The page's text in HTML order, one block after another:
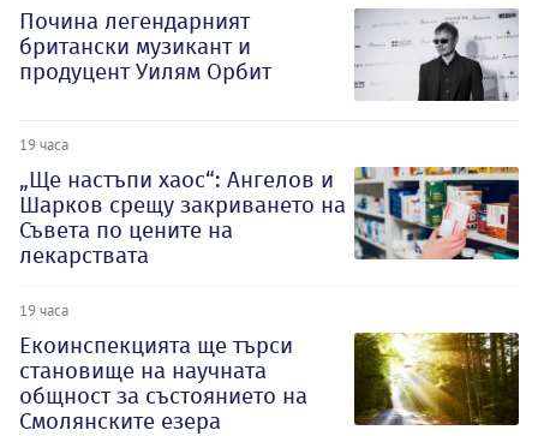
Почина легендарният
британски музикант и
продуцент Уилям Орбит
19 часа
„Ще настъпи хаос“: Ангелов и
Шарков срещу закриването на
Съвета по цените на
лекарствата
19 часа
Екоинспекцията ще търси
становище на научната
общност за състоянието на
Смолянските езера